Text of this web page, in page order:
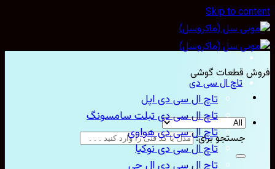
Skip to
قطعات گوشی
جستجو برای:
تاچ ال سی دی
تاچ ال سی دی اپل
تاچ ال سی دی تبلت سامسونگ
تاچ ال سی دی هواوی
تاچ ال سی دی نوکیا
تاچ ال سی دی ال جی